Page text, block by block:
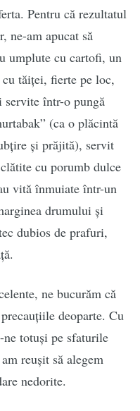
Pentru că rezultatul
ne-am apucat să
umplute cu cartofi, un
tăiței, fierte pe loc,
servite într-o pungă
(ca o plăcintă
și prăjită), servit
cu porumb dulce
vită înmuiate într-un
drumului și
dubios de prafuri,
ne bucurăm că
deoparte. Cu
totuși pe sfaturile
reușit să alegem
nedorite.